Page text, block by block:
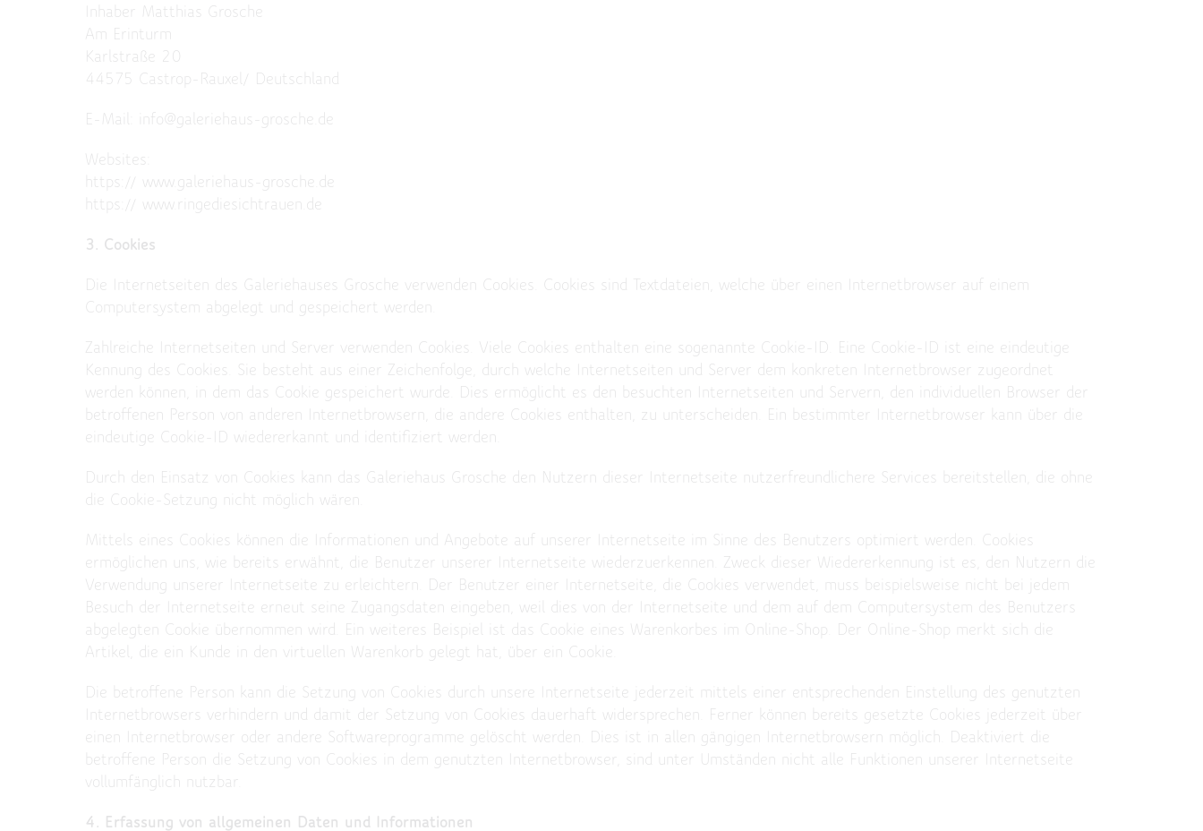
Inhaber Matthias Grosche
Am Erinturm
Karlstraße 20
44575 Castrop-Rauxel/ Deutschland
E-Mail: info@galeriehaus-grosche.de
Websites:
https:// www.galeriehaus-grosche.de
https:// www.ringediesichtrauen.de
3. Cookies
Die Internetseiten des Galeriehauses Grosche verwenden Cookies. Cookies sind Textdateien, welche über einen Internetbrowser auf einem
Computersystem abgelegt und gespeichert werden.
Zahlreiche Internetseiten und Server verwenden Cookies. Viele Cookies enthalten eine sogenannte Cookie-ID. Eine Cookie-ID ist eine eindeutige
Kennung des Cookies. Sie besteht aus einer Zeichenfolge, durch welche Internetseiten und Server dem konkreten Internetbrowser zugeordnet
werden können, in dem das Cookie gespeichert wurde. Dies ermöglicht es den besuchten Internetseiten und Servern, den individuellen Browser der
betroffenen Person von anderen Internetbrowsern, die andere Cookies enthalten, zu unterscheiden. Ein bestimmter Internetbrowser kann über die
eindeutige Cookie-ID wiedererkannt und identifiziert werden.
Durch den Einsatz von Cookies kann das Galeriehaus Grosche den Nutzern dieser Internetseite nutzerfreundlichere Services bereitstellen, die ohne
die Cookie-Setzung nicht möglich wären.
Mittels eines Cookies können die Informationen und Angebote auf unserer Internetseite im Sinne des Benutzers optimiert werden. Cookies
ermöglichen uns, wie bereits erwähnt, die Benutzer unserer Internetseite wiederzuerkennen. Zweck dieser Wiedererkennung ist es, den Nutzern die
Verwendung unserer Internetseite zu erleichtern. Der Benutzer einer Internetseite, die Cookies verwendet, muss beispielsweise nicht bei jedem
Besuch der Internetseite erneut seine Zugangsdaten eingeben, weil dies von der Internetseite und dem auf dem Computersystem des Benutzers
abgelegten Cookie übernommen wird. Ein weiteres Beispiel ist das Cookie eines Warenkorbes im Online-Shop. Der Online-Shop merkt sich die
Artikel, die ein Kunde in den virtuellen Warenkorb gelegt hat, über ein Cookie.
Die betroffene Person kann die Setzung von Cookies durch unsere Internetseite jederzeit mittels einer entsprechenden Einstellung des genutzten
Internetbrowsers verhindern und damit der Setzung von Cookies dauerhaft widersprechen. Ferner können bereits gesetzte Cookies jederzeit über
einen Internetbrowser oder andere Softwareprogramme gelöscht werden. Dies ist in allen gängigen Internetbrowsern möglich. Deaktiviert die
betroffene Person die Setzung von Cookies in dem genutzten Internetbrowser, sind unter Umständen nicht alle Funktionen unserer Internetseite
vollumfänglich nutzbar.
4. Erfassung von allgemeinen Daten und Informationen